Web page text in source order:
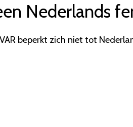
Nederlands
beperkt zich niet tot